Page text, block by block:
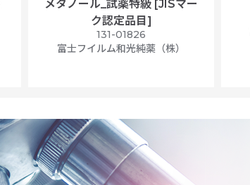
メタノール_試薬特級 [JISマー
ク認定品目]
131-01826
富士フイルム和光純薬（株）